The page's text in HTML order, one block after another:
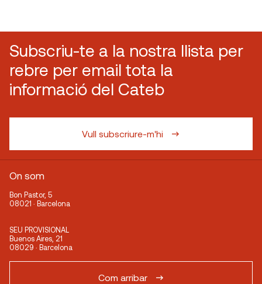
Subscriu-te a la nostra llista per
rebre per email tota la
informació del Cateb
Vull subscriure-m'hi
On som
Bon Pastor, 5
08021 · Barcelona
SEU PROVISIONAL
Buenos Aires, 21
08029 · Barcelona
Com arribar